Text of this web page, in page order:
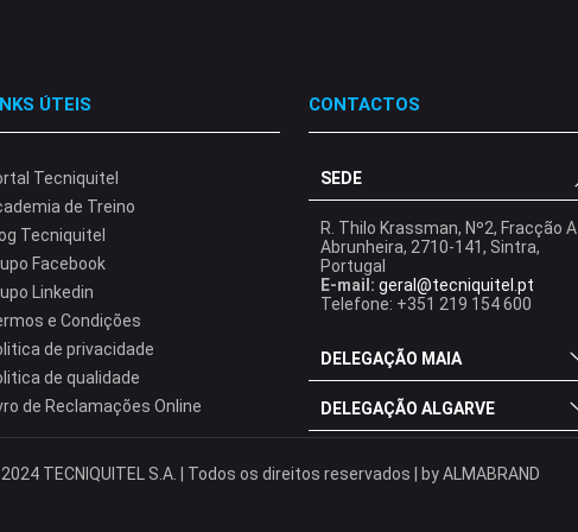
ÚTEIS
Tecniquitel
de Treino
Tecniquitel
Facebook
Linkedin
e Condições
de privacidade
de qualidade
de Reclamações Online
CONTACTOS
SEDE
R. Thilo Krassman, Nº2, Fracção A
Abrunheira, 2710-141, Sintra,
Portugal
E-mail: geral@tecniquitel.pt
Telefone: +351 219 154 600
DELEGAÇÃO MAIA
DELEGAÇÃO ALGARVE
TECNIQUITEL S.A. | Todos os direitos reservados | byALMABRAND